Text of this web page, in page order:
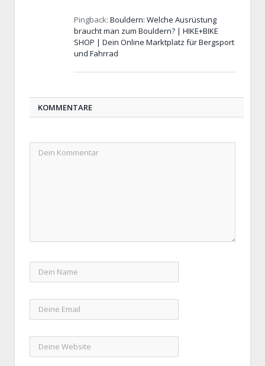
Pingback: Bouldern: Welche Ausrüstung
braucht man zum Bouldern? | HIKE+BIKE
SHOP | Dein Online Marktplatz für Bergsport
und Fahrrad
KOMMENTARE